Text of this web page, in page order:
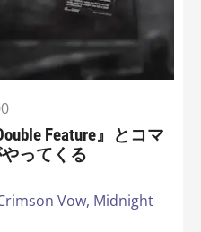
Feature』とコマ
ってくる
Vow, Midnight